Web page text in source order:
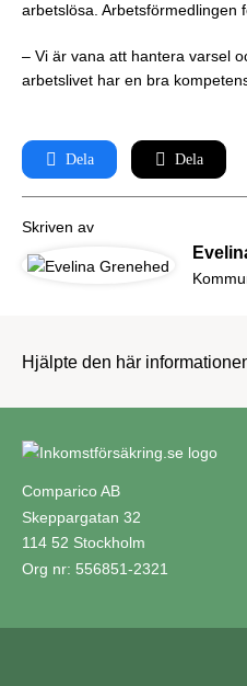
arbetslösa. Arbetsförmedlingen
– Vi är vana att hantera varsel
arbetslivet har en bra
Dela Dela
Skriven av
Hjälpte den här
Comparico AB
Skeppargatan 32
114 52 Stockholm
Org nr: 556851-2321